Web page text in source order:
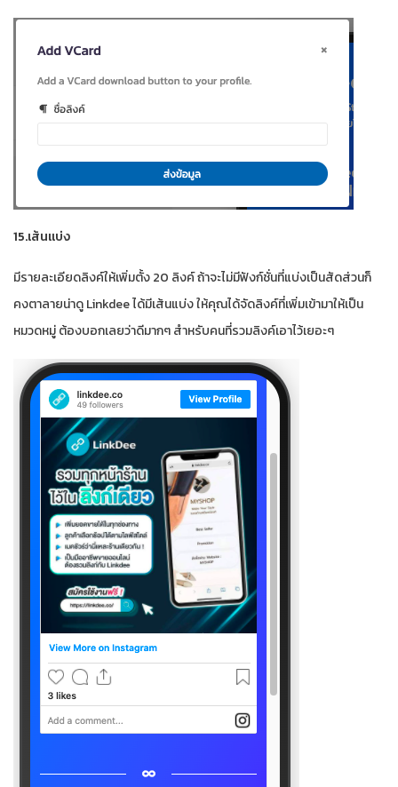
15.เส้นแบ่ง
มีรายละเอียดลิงค์ให้เพิ่มตั้ง 20 ลิงค์ ถ้าจะไม่มีฟังก์ชั่นที่แบ่งเป็นสัดส่วนก็
คงตาลายน่าดู Linkdee ได้มีเส้นแบ่ง ให้คุณได้จัดลิงค์ที่เพิ่มเข้ามาให้เป็น
หมวดหมู่ ต้องบอกเลยว่าดีมากๆ สำหรับคนที่รวมลิงค์เอาไว้เยอะๆ